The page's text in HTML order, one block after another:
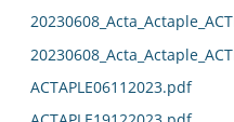
ACTAPLE06112023.pdf